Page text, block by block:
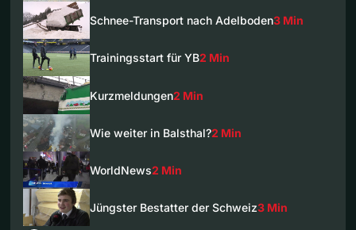
Schnee-Transport nach Adelboden3 Min
Trainingsstart für YB2 Min
Kurzmeldungen2 Min
Wie weiter in Balsthal?2 Min
WorldNews2 Min
Jüngster Bestatter der Schweiz3 Min